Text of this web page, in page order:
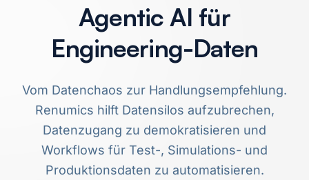
Agentic AI für
Engineering-Daten
Vom Datenchaos zur Handlungsempfehlung.
Renumics hilft Datensilos aufzubrechen,
Datenzugang zu demokratisieren und
Workflows für Test-, Simulations- und
Produktionsdaten zu automatisieren.